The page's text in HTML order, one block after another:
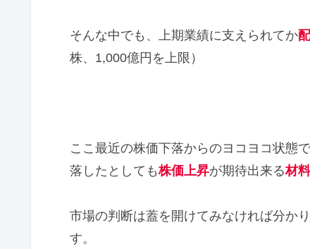
そんな中でも、上期業績に支えられてか
株、1,000億円を上限）
ここ最近の株価下落からのヨコヨコ状態で
落したとしても株価上昇が期待出来る材
市場の判断は蓋を開けてみなければ分か
す。